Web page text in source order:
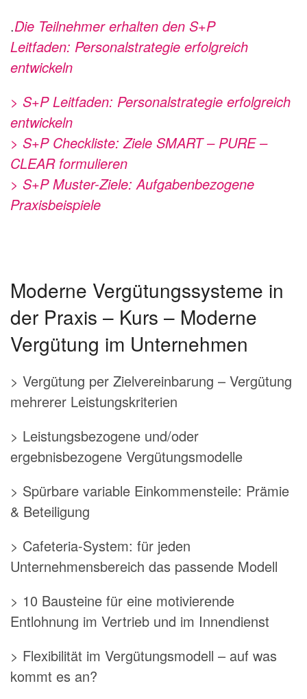
.Die Teilnehmer erhalten den S+P
Leitfaden: Personalstrategie erfolgreich
entwickeln
> S+P Leitfaden: Personalstrategie erfolgreich
entwickeln
> S+P Checkliste: Ziele SMART – PURE –
CLEAR formulieren
> S+P Muster-Ziele: Aufgabenbezogene
Praxisbeispiele
Moderne Vergütungssysteme in
der Praxis – Kurs – Moderne
Vergütung im Unternehmen
> Vergütung per Zielvereinbarung – Vergütung
mehrerer Leistungskriterien
> Leistungsbezogene und/oder
ergebnisbezogene Vergütungsmodelle
> Spürbare variable Einkommensteile: Prämie
& Beteiligung
> Cafeteria-System: für jeden
Unternehmensbereich das passende Modell
> 10 Bausteine für eine motivierende
Entlohnung im Vertrieb und im Innendienst
> Flexibilität im Vergütungsmodell – auf was
kommt es an?